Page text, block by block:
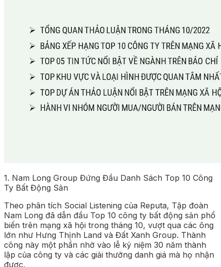
1. Nam Long Group Đứng Đầu Danh Sách Top 10 Công
Ty Bất Động Sản
Theo phân tích Social Listening của Reputa, Tập đoàn
Nam Long đã dẫn đầu Top 10 công ty bất động sản phổ
biến trên mạng xã hội trong tháng 10, vượt qua các ông
lớn như Hưng Thịnh Land và Đất Xanh Group. Thành
công này một phần nhờ vào lễ kỷ niệm 30 năm thành
lập của công ty và các giải thưởng danh giá mà họ nhận
được.